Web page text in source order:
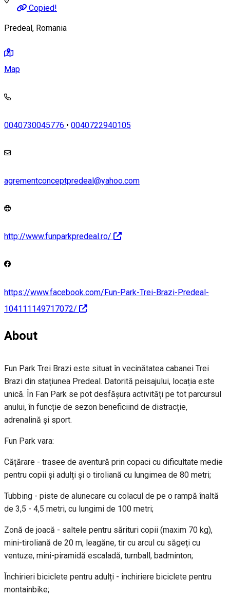
Copied!
Predeal, Romania
Map
0040730045776 • 0040722940105
agrementconceptpredeal@yahoo.com
http://www.funparkpredeal.ro/
https://www.facebook.com/Fun-Park-Trei-Brazi-Predeal-
104111149717072/
About
Fun Park Trei Brazi este situat în vecinătatea cabanei Trei
Brazi din stațiunea Predeal. Datorită peisajului, locația este
unică. În Fan Park se pot desfășura activități pe tot parcursul
anului, în funcție de sezon beneficiind de distracție,
adrenalină și sport.
Fun Park vara:
Cățărare - trasee de aventură prin copaci cu dificultate medie
pentru copii și adulți și o tiroliană cu lungimea de 80 metri;
Tubbing - piste de alunecare cu colacul de pe o rampă înaltă
de 3,5 - 4,5 metri, cu lungimi de 100 metri;
Zonă de joacă - saltele pentru sărituri copii (maxim 70 kg),
mini-tiroliană de 20 m, leagăne, tir cu arcul cu săgeți cu
ventuze, mini-piramidă escaladă, turnball, badminton;
Închirieri biciclete pentru adulți - închiriere biciclete pentru
montainbike;